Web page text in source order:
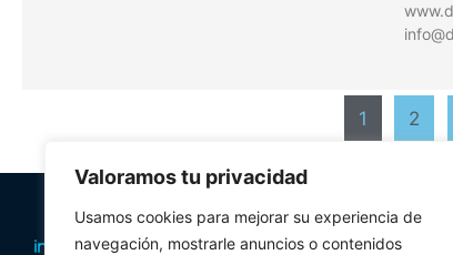
Valoramos tu privacidad
Usamos cookies para mejorar su experiencia de
navegación, mostrarle anuncios o contenidos
1 2
Oficinas